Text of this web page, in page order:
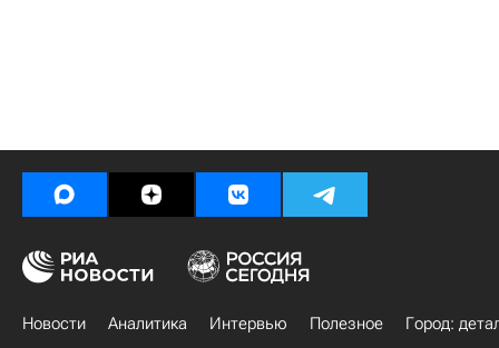
Новости Аналитика Интервью Полезное
Город: